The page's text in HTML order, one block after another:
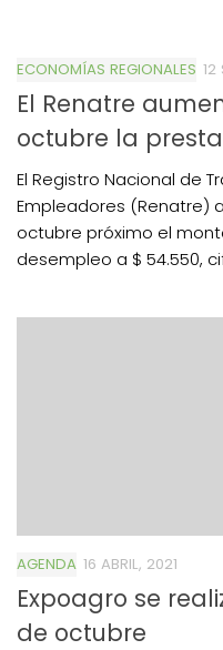
ECONOMÍAS REGIONALES 12
El Renatre
octubre la
El Registro Nacional de
Empleadores (Renatre)
octubre próximo el
desempleo a $ 54.550,
AGENDA 16 ABRIL, 2021
Expoagro se
de octubre